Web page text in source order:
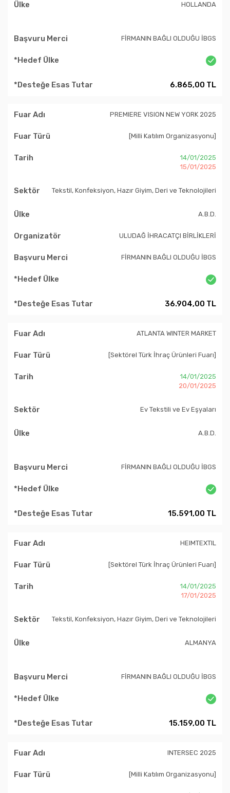
HOLLANDA
FİRMANIN BAĞLI OLDUĞU İBGS
6.865,00 TL
PREMIERE VISION NEW YORK 2025
[Milli Katılım Organizasyonu]
14/01/2025
15/01/2025
Tekstil, Konfeksiyon, Hazır Giyim, Deri ve Teknolojileri
A.B.D.
ULUDAĞ İHRACATÇI BİRLİKLERİ
FİRMANIN BAĞLI OLDUĞU İBGS
36.904,00 TL
ATLANTA WINTER MARKET
[Sektörel Türk İhraç Ürünleri Fuarı]
14/01/2025
20/01/2025
Ev Tekstili ve Ev Eşyaları
A.B.D.
FİRMANIN BAĞLI OLDUĞU İBGS
15.591,00 TL
HEIMTEXTIL
[Sektörel Türk İhraç Ürünleri Fuarı]
14/01/2025
17/01/2025
Tekstil, Konfeksiyon, Hazır Giyim, Deri ve Teknolojileri
ALMANYA
FİRMANIN BAĞLI OLDUĞU İBGS
15.159,00 TL
INTERSEC 2025
[Milli Katılım Organizasyonu]